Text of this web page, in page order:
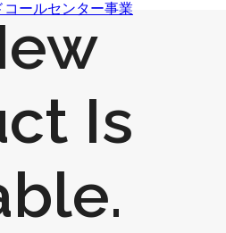
ールセンター事業
Is